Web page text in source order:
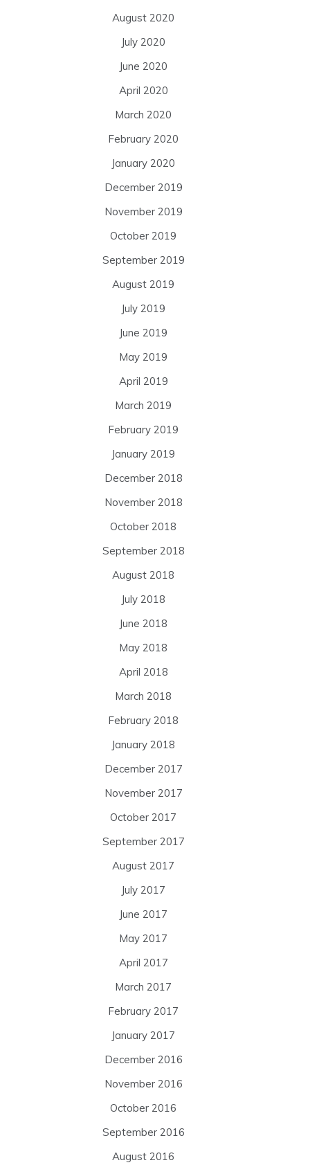
August 2020
July 2020
June 2020
April 2020
March 2020
February 2020
January 2020
December 2019
November 2019
October 2019
September 2019
August 2019
July 2019
June 2019
May 2019
April 2019
March 2019
February 2019
January 2019
December 2018
November 2018
October 2018
September 2018
August 2018
July 2018
June 2018
May 2018
April 2018
March 2018
February 2018
January 2018
December 2017
November 2017
October 2017
September 2017
August 2017
July 2017
June 2017
May 2017
April 2017
March 2017
February 2017
January 2017
December 2016
November 2016
October 2016
September 2016
August 2016